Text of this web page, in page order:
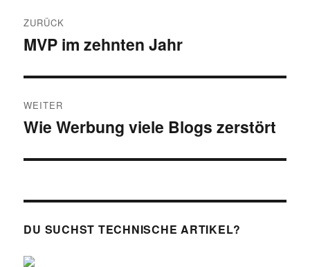
ZURÜCK
Vorheriger
MVP im zehnten Jahr
WEITER
Nächster
Wie Werbung viele Blogs zerstört
DU SUCHST TECHNISCHE ARTIKEL?